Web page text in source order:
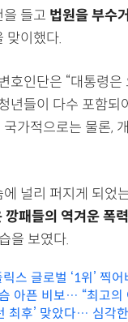
들고 법원을 부수
맞이했다.
호인단은 “대통령
년들이 다수 포함
가적으로는 물론,
널리 퍼지게 되었
깡패들의 역겨운 폭
을 보였다.
릭스 글로벌 ‘1위’ 찍
아픈 비보… “최고의
최후’ 맞았다… 심각